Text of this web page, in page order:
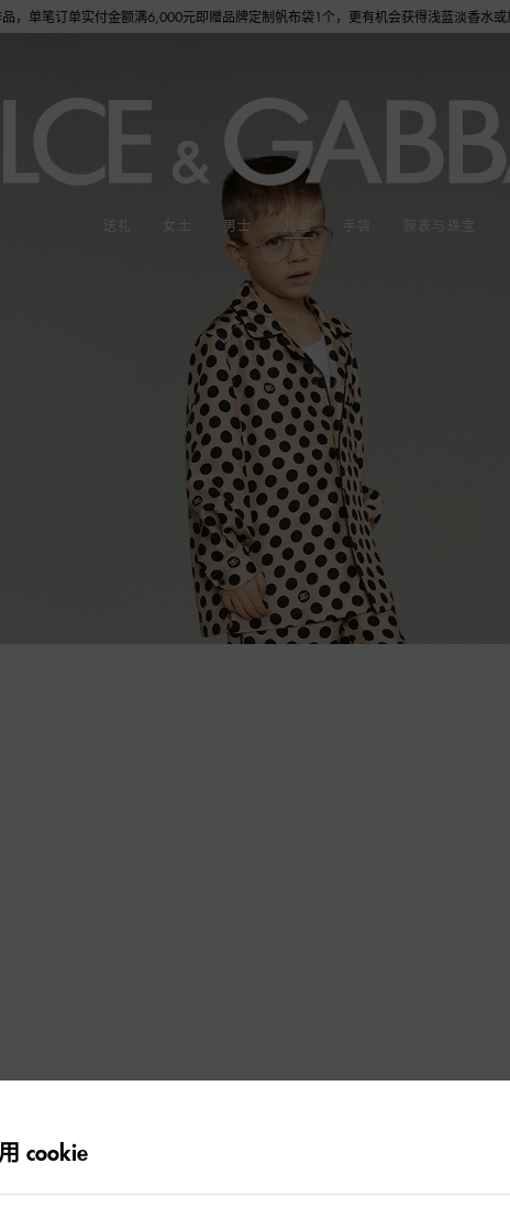
金额满6,000元即赠品牌定制帆布袋1个，更有机会获得浅蓝淡香水或旅行舒适套
送礼 女士 男士 儿童 手袋 腕表与珠宝
去逛逛
cookie